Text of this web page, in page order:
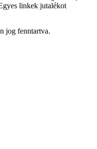
linkek jutalékot
jog fenntartva.